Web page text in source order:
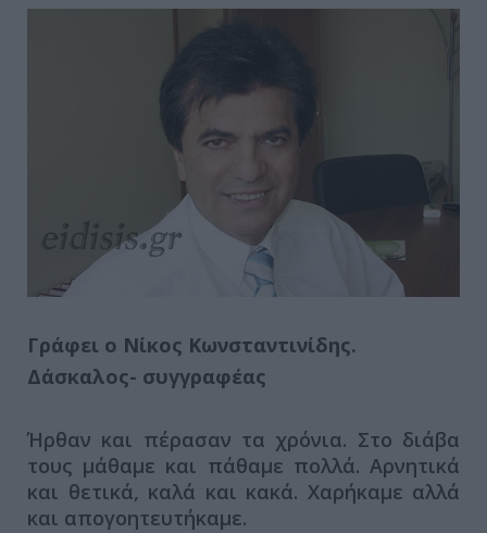
Γράφει ο Νίκος Κωνσταντινίδης.
Δάσκαλος- συγγραφέας
Ήρθαν και πέρασαν τα χρόνια. Στο διάβα
τους μάθαμε και πάθαμε πολλά. Αρνητικά
και θετικά, καλά και κακά. Χαρήκαμε αλλά
και απογοητευτήκαμε.